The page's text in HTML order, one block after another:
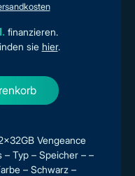
Vengeance
– Typ – Speicher – –
– Schwarz –
finanzieren.
sie hier.